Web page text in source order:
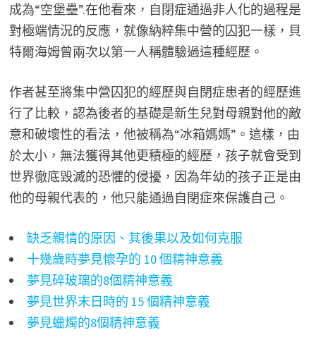
成為“空堡壘”.在他看來，自閉症通過非人化的過程是
對極端情況的反應，就像納粹集中營的囚犯一樣，貝
特爾海姆曾兩次以第一人稱體驗過這種經歷。
作者甚至將集中營囚犯的經歷與自閉症患者的經歷進
行了比較，認為後者的基礎是新生兒對母親對他的敵
意和破壞性的看法，他被稱為“冰箱媽媽”。這樣，由
於太小，無法獲得其他更積極的經歷，孩子就會受到
世界徹底毀滅的恐懼的侵擾，因為年幼的孩子正是由
他的母親代表的，他只能通過自閉症來保護自己。
缺乏親情的原因、其後果以及如何克服
十幾歲時夢見懷孕的 10 個精神意義
夢見碎玻璃的8個精神意義
夢見世界末日時的 15 個精神意義
夢見蠟燭的8個精神意義